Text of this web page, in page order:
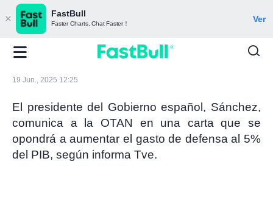
FastBull
Faster Charts, Chat Faster！ Ver
19 Jun., 2025 12:25
El presidente del Gobierno español, Sánchez,
comunica a la OTAN en una carta que se
opondrá a aumentar el gasto de defensa al 5%
del PIB, según informa Tve.